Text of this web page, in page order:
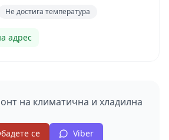
Не достига температура
адрес
на климатична и хладилна
се Viber